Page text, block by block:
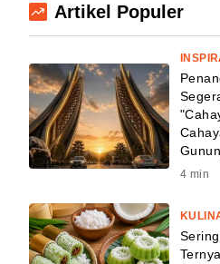
Artikel Populer
4 min